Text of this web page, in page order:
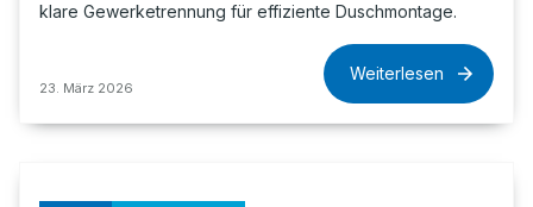
klare Gewerketrennung für effiziente Duschmontage.
23. März 2026
Weiterlesen